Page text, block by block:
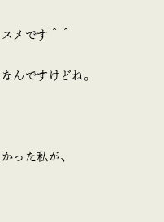
メです＾＾
んですけどね。
った私が、